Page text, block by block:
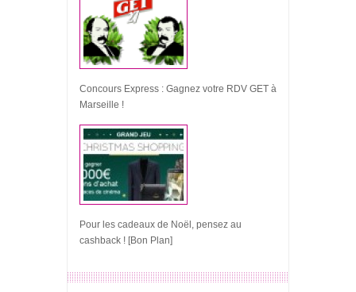
Concours Express : Gagnez votre RDV GET à
Marseille !
Pour les cadeaux de Noël, pensez au
cashback ! [Bon Plan]